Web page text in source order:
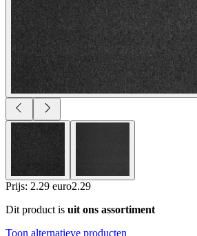
Prijs: 2.29 euro2.29
Dit product is uit ons assortiment
Toon alternatieve producten